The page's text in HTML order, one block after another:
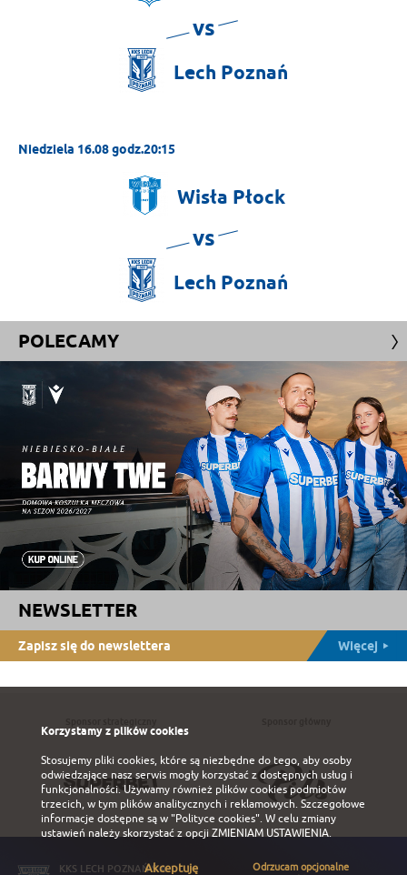
vs
Lech Poznań
Niedziela 16.08 godz.20:15
Wisła Płock
vs
Lech Poznań
POLECAMY
NEWSLETTER
Zapisz się do newslettera Więcej
KKS LECH POZNAŃ S.A.
Korzystamy z plików cookies
Stosujemy pliki cookies, które są niezbędne do tego, aby osoby
odwiedzające nasz serwis mogły korzystać z dostępnych usług i
funkcjonalności. Używamy również plików cookies podmiotów
trzecich, w tym plików analitycznych i reklamowych. Szczegołowe
informacje dostępne są w"Polityce cookies". W celu zmiany
ustawień należy skorzystać z opcji ZMIENIAM USTAWIENIA.
Akceptuję
Odrzucam opcjonalne